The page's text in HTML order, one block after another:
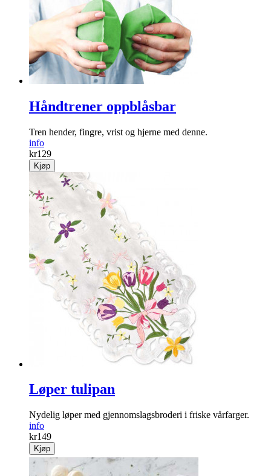
Håndtrener oppblåsbar
Tren hender, fingre, vrist og hjerne med denne.
info
kr129
Kjøp
Løper tulipan
Nydelig løper med gjennomslagsbroderi i friske vårfarger.
info
kr149
Kjøp